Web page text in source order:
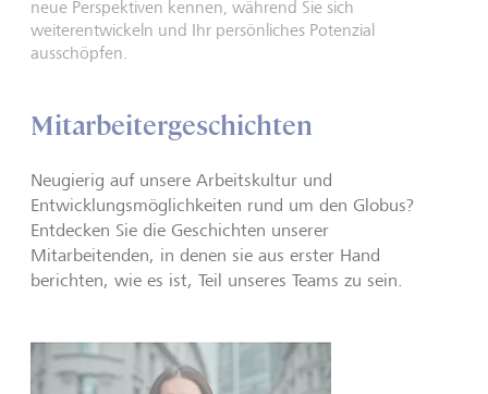
neue Perspektiven kennen, während Sie sich
weiterentwickeln und Ihr persönliches Potenzial
ausschöpfen.
Mitarbeitergeschichten
Neugierig auf unsere Arbeitskultur und
Entwicklungsmöglichkeiten rund um den Globus?
Entdecken Sie die Geschichten unserer
Mitarbeitenden, in denen sie aus erster Hand
berichten, wie es ist, Teil unseres Teams zu sein.